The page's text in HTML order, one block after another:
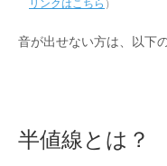
リンクはこちら ）
音が出せない方は、以下
半値線とは？